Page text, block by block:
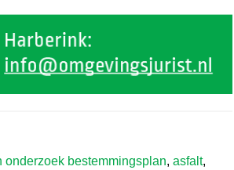
onderzoek bestemmingsplan, asfalt,